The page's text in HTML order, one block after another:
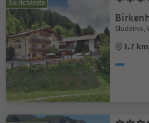
Su richiesta
Sluderno,
1.7 km